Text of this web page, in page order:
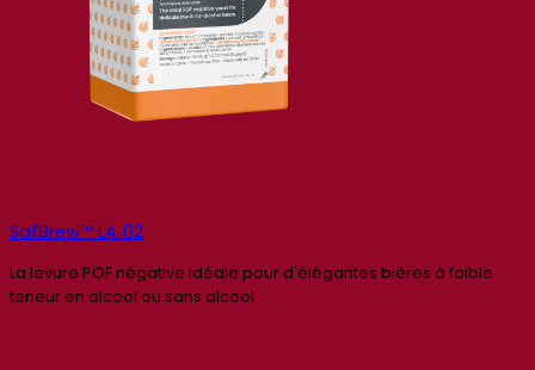
SafBrew™ LA‑02
La levure POF négative idéale pour d'élégantes bières à faible
teneur en alcool ou sans alcool